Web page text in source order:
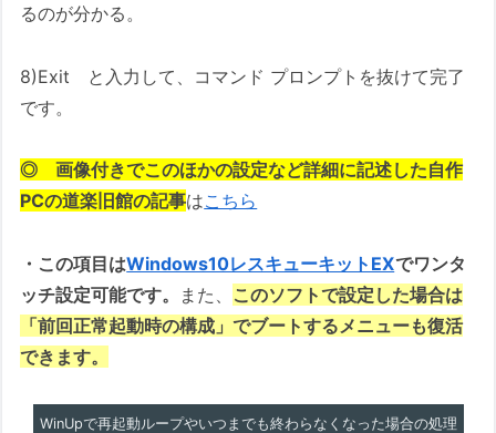
るのが分かる。
8)Exit と入力して、コマンド プロンプトを抜けて完了
です。
◎ 画像付きでこのほかの設定など詳細に記述した自作
PCの道楽旧館の記事はこちら
・この項目はWindows10レスキューキットEXでワンタ
ッチ設定可能です。
また、 このソフトで設定した場合は
「前回正常起動時の構成」でブートするメニューも復活
できます。
WinUpで再起動ループやいつまでも終わらなくなった場合の処理